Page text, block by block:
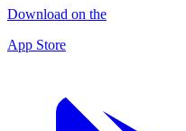
Download on the
App Store